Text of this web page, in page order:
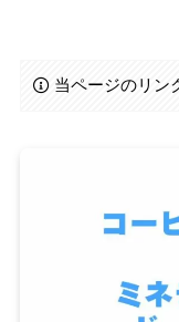
当ページのリン